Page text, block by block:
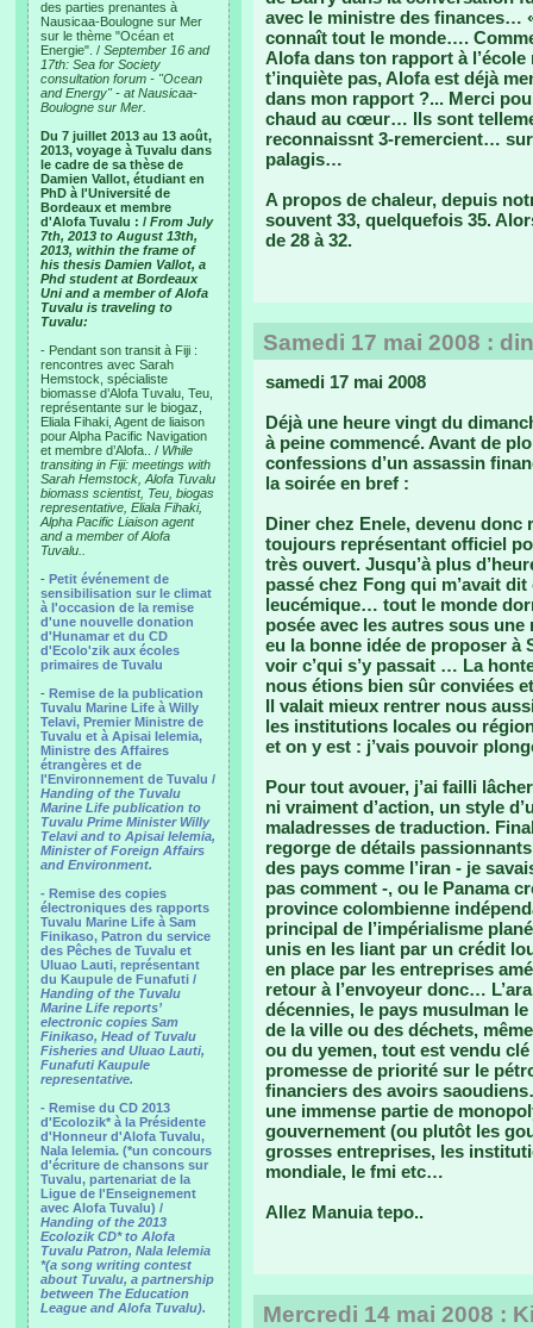
des parties prenantes à
Nausicaa-Boulogne sur Mer
sur le thème "Océan et
Energie". / September 16 and
17th: Sea for Society
consultation forum - "Ocean
and Energy" - at Nausicaa-
Boulogne sur Mer.
Du 7 juillet 2013 au 13 août,
2013, voyage à Tuvalu dans
le cadre de sa thèse de
Damien Vallot, étudiant en
PhD à l'Université de
Bordeaux et membre
d'Alofa Tuvalu : / From July
7th, 2013 to August 13th,
2013, within the frame of
his thesis Damien Vallot, a
Phd student at Bordeaux
Uni and a member of Alofa
Tuvalu is traveling to
Tuvalu:
- Pendant son transit à Fiji :
rencontres avec Sarah
Hemstock, spécialiste
biomasse d’Alofa Tuvalu, Teu,
représentante sur le biogaz,
Eliala Fihaki, Agent de liaison
pour Alpha Pacific Navigation
et membre d’Alofa.. / While
transiting in Fiji: meetings with
Sarah Hemstock, Alofa Tuvalu
biomass scientist, Teu, biogas
representative, Eliala Fihaki,
Alpha Pacific Liaison agent
and a member of Alofa
Tuvalu..
- Petit événement de
sensibilisation sur le climat
à l'occasion de la remise
d'une nouvelle donation
d'Hunamar et du CD
d'Ecolo'zik aux écoles
primaires de Tuvalu
- Remise de la publication
Tuvalu Marine Life à Willy
Telavi, Premier Ministre de
Tuvalu et à Apisai Ielemia,
Ministre des Affaires
étrangères et de
l'Environnement de Tuvalu /
Handing of the Tuvalu
Marine Life publication to
Tuvalu Prime Minister Willy
Telavi and to Apisai Ielemia,
Minister of Foreign Affairs
and Environment.
- Remise des copies
électroniques des rapports
Tuvalu Marine Life à Sam
Finikaso, Patron du service
des Pêches de Tuvalu et
Uluao Lauti, représentant
du Kaupule de Funafuti /
Handing of the Tuvalu
Marine Life reports’
electronic copies Sam
Finikaso, Head of Tuvalu
Fisheries and Uluao Lauti,
Funafuti Kaupule
representative.
- Remise du CD 2013
d'Ecolozik* à la Présidente
d'Honneur d'Alofa Tuvalu,
Nala Ielemia. (*un concours
d'écriture de chansons sur
Tuvalu, partenariat de la
Ligue de l'Enseignement
avec Alofa Tuvalu) /
Handing of the 2013
Ecolozik CD* to Alofa
Tuvalu Patron, Nala Ielemia
*(a song writing contest
about Tuvalu, a partnership
between The Education
League and Alofa Tuvalu).
avec le ministre des finances…
connaît tout le monde….
Alofa dans ton rapport à
t’inquiète pas, Alofa est déjà
dans mon rapport ?... Merci
chaud au cœur… Ils sont
reconnaissnt 3-remercient…
palagis…
A propos de chaleur, depuis
souvent 33, quelquefois 35.
de 28 à 32.
Samedi 17 mai 2008 :
samedi 17 mai 2008
Déjà une heure vingt du
à peine commencé. Avant de
confessions d’un assassin
la soirée en bref :
Diner chez Enele, devenu donc
toujours représentant officiel
très ouvert. Jusqu’à plus
passé chez Fong qui m’avait
leucémique… tout le monde
posée avec les autres sous
eu la bonne idée de proposer à
voir c’qui s’y passait … La
nous étions bien sûr conviées
Il valait mieux rentrer nous
les institutions locales ou
et on y est : j’vais pouvoir
Pour tout avouer, j’ai failli
ni vraiment d’action, un style
maladresses de traduction.
regorge de détails
des pays comme l’iran - je
pas comment -, ou le Panama
province colombienne
principal de l’impérialisme
unis en les liant par un crédit
en place par les entreprises
retour à l’envoyeur donc…
décennies, le pays musulman
de la ville ou des déchets,
ou du yemen, tout est vendu
promesse de priorité sur le
financiers des avoirs
une immense partie de
gouvernement (ou plutôt les
grosses entreprises, les
mondiale, le fmi etc…
Allez Manuia tepo..
Mercredi 14 mai 2008 :